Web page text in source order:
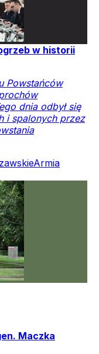
w historii
Powstańców
dnia odbył się
i spalonych przez
Armia
Maczka